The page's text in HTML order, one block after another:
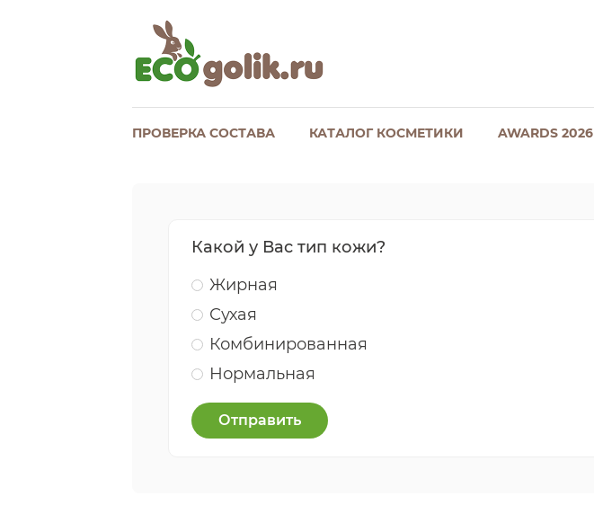
ПРОВЕРКА СОСТАВА КАТАЛОГ КОСМЕТИКИ AWARDS 2026
Какой у Вас тип кожи?
Жирная
Сухая
Комбинированная
Нормальная
Отправить